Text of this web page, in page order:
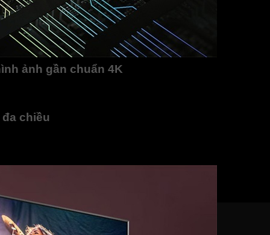
ảnh gần chuẩn 4K
4K nhờ công nghệ 4K Upscaler, mang đến trải nghiệm
chiều
4k 65 inch 65NANO81TSA mà không cần loa ngoài
thanh rõ ràng, trong trẻo và sống động.